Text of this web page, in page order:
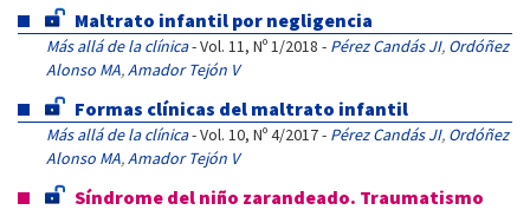
Maltrato infantil por negligencia
Más allá de la clínica- Vol. 11, Nº 1/2018 - Pérez Candás JI, Ordóñez
Alonso MA,Amador Tejón V
Formas clínicas del maltrato infantil
Más allá de la clínica- Vol. 10, Nº 4/2017 - Pérez Candás JI, Ordóñez
Alonso MA,Amador Tejón V
Síndrome del niño zarandeado. Traumatismo